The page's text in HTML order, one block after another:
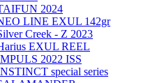
2024
LINE EXUL 142gr
Creek - Z 2023
EXUL REEL
2022 ISS
special series